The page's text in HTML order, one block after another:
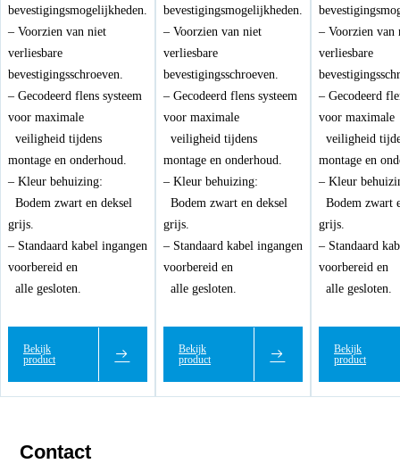
bevestigingsmogelijkheden.
– Voorzien van niet
verliesbare
bevestigingsschroeven.
– Gecodeerd flens systeem
voor maximale
veiligheid tijdens
montage en onderhoud.
– Kleur behuizing:
Bodem zwart en deksel
grijs.
– Standaard kabel ingangen
voorbereid en
alle gesloten.
Bekijk
product
bevestigingsmogelijkheden.
– Voorzien van niet
verliesbare
bevestigingsschroeven.
– Gecodeerd flens systeem
voor maximale
veiligheid tijdens
montage en onderhoud.
– Kleur behuizing:
Bodem zwart en deksel
grijs.
– Standaard kabel ingangen
voorbereid en
alle gesloten.
Bekijk
product
– Voorzien van
verliesbare
– Gecodeerd
voor
veiligheid
montage en
– Kleur
Bodem zwart
grijs.
– Standaard
voorbereid en
alle gesloten.
Bekijk
product
Contact